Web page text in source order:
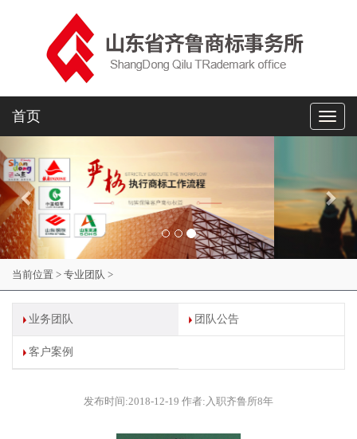
Toggle
首页
当前位置 > 专业团队 >
业务团队 团队公告
客户案例
发布时间:2018-12-19 作者:入职齐鲁所8年